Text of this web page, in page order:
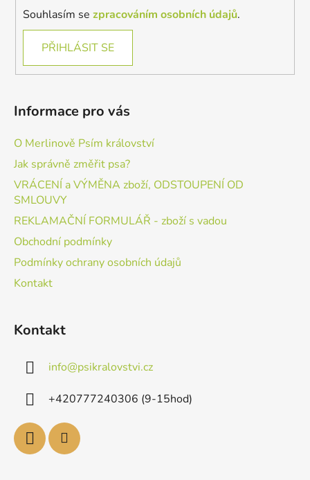
Souhlasím se zpracováním osobních údajů.
PŘIHLÁSIT SE
Informace pro vás
O Merlinově Psím království
Jak správně změřit psa?
VRÁCENÍ a VÝMĚNA zboží, ODSTOUPENÍ OD
SMLOUVY
REKLAMAČNÍ FORMULÁŘ - zboží s vadou
Obchodní podmínky
Podmínky ochrany osobních údajů
Kontakt
Kontakt
info@psikralovstvi.cz
+420777240306 (9-15hod)